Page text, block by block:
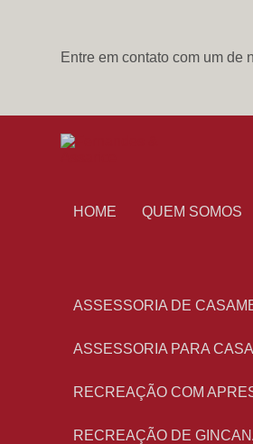
Entre em contato com um de
HOME QUEM SOMOS
ASSESSORIA DE
ASSESSORIA PARA
RECREAÇÃO COM
RECREAÇÃO DE